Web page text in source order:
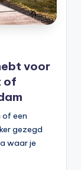
voor
of
of een
gezegd
waar je